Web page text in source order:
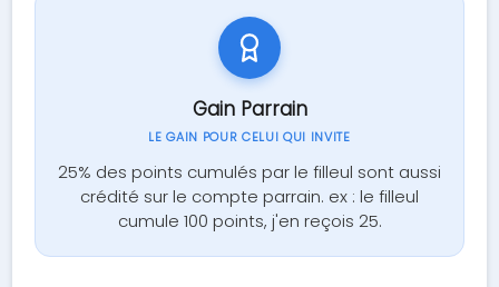
Gain Parrain
LE GAIN POUR CELUI QUI INVITE
25% des points cumulés par le filleul sont aussi
crédité sur le compte parrain. ex : le filleul
cumule 100 points, j'en reçois 25.